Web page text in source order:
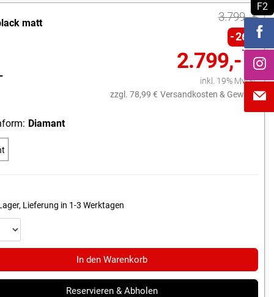
3.799,- €
26%
2.799,- €
inkl. 19% MwSt.
zzgl. 78,99 € Versandkosten & Gewicht
matt
Diamant
Lieferung in 1-3 Werktagen
In den Warenkorb
Reservieren & Abholen
F2